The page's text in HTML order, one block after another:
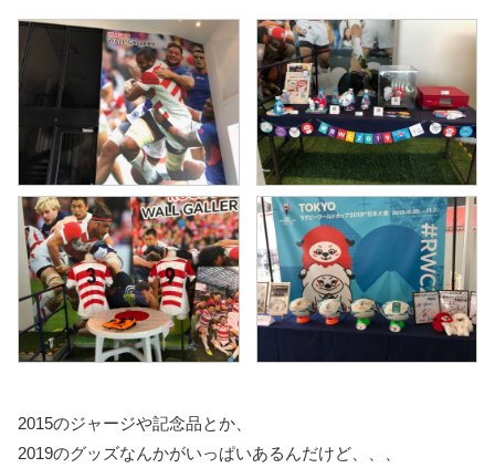
2015のジャージや記念品とか、
2019のグッズなんかがいっぱいあるんだけど、、、